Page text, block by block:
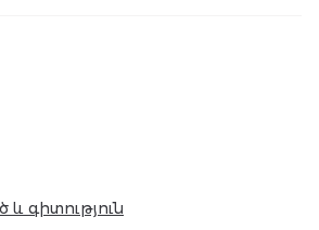
և գիտություն